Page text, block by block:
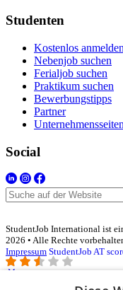
Studenten
Kostenlos anmelden
Nebenjob suchen
Ferialjob suchen
Praktikum suchen
Bewerbungstipps
Partner
Unternehmensseiten
Social
StudentJob International ist
2026 • Alle Rechte
Impressum StudentJob AT